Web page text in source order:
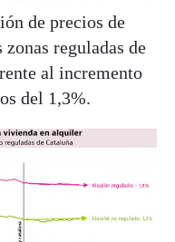
de precios de
zonas reguladas de
al incremento
del 1,3%.